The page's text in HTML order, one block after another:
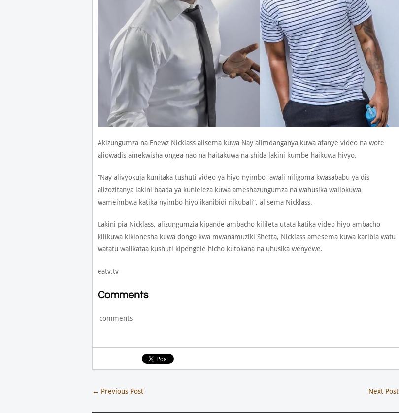
Akizungumza na Enewz Nicklass alisema kuwa Nay alimdanganya kuwa afanye video na wote
aliowadis amekwisha ongea nao na haitakuwa na shida lakini kumbe haikuwa hivyo.
“Nay alivyokuja kunitaka tushuti video ya hiyo nyimbo, awali niligoma kwasababu ya dis
alizozifanya lakini baada ya kunieleza kuwa ameshazungumza na wahusika waliokuwa
wameimbwa katika nyimbo hiyo ikanibidi nikubali”, alisema Nicklass.
Lakini pia Nicklass, alizungumzia kipande ambacho kilileta utata katika video hiyo ambacho
kilikuwa kikionesha kuwa dongo kwa mwanamuziki Shetta, Nicklass amesema kuwa karibia watu
watatu walikataa kushuti kipengele hicho kutokana na uhusika wenyewe.
eatv.tv
Comments
comments
← Previous Post Next Post